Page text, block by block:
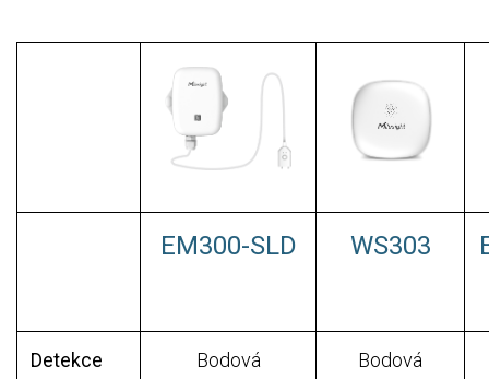
EM300-SLD WS303
Detekce Bodová Bodová